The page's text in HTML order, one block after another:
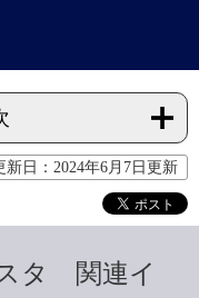
新日：2024年6月7日更新
タ 関連イ